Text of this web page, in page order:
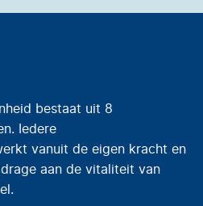
bestaat uit 8
Iedere
vanuit de eigen kracht en
aan de vitaliteit van